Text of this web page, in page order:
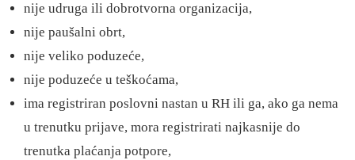
nije udruga ili dobrotvorna organizacija,
nije paušalni obrt,
nije veliko poduzeće,
nije poduzeće u teškoćama,
ima registriran poslovni nastan u RH ili ga, ako ga nema
u trenutku prijave, mora registrirati najkasnije do
trenutka plaćanja potpore,